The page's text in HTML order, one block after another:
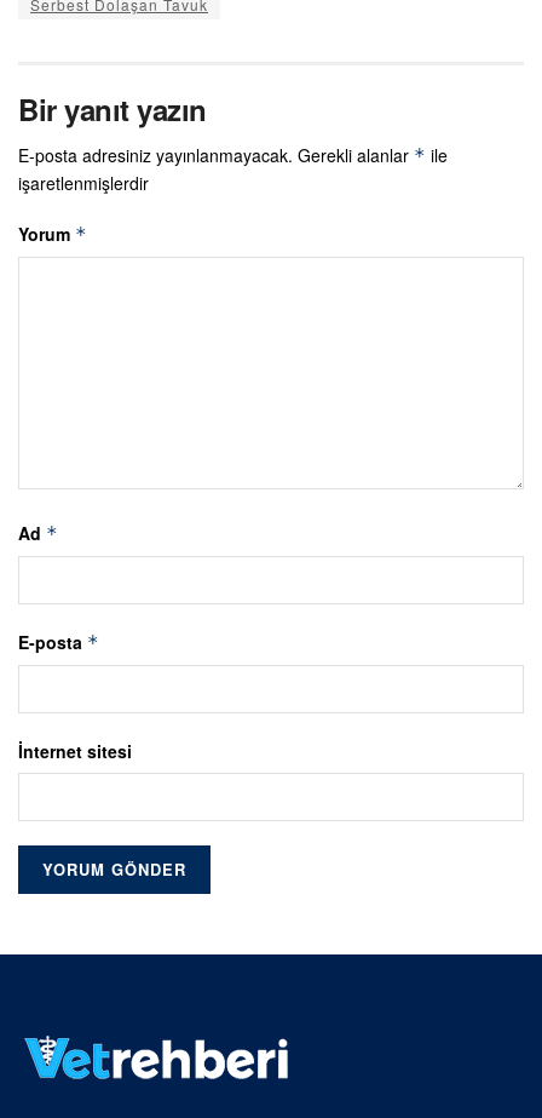
Serbest Dolaşan Tavuk
Bir yanıt yazın
E-posta adresiniz yayınlanmayacak. Gerekli alanlar * ile
işaretlenmişlerdir
Yorum *
Ad *
E-posta *
İnternet sitesi